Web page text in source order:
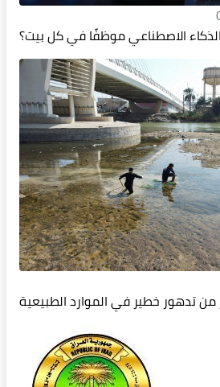
الاصطناعي موظفًا في كل بيت؟
تدهور خطير في الموارد الطبيعية